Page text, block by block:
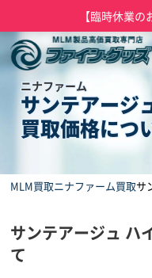
【臨時休業
ニナファーム
サンテアージ
買取価格につ
MLM買取ニナファーム買取サ
サンテアージュ ハ
て